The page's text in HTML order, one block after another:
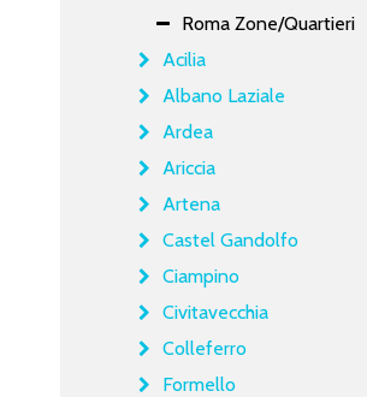
Roma Zone/Quartieri
Acilia
Albano Laziale
Ardea
Ariccia
Artena
Castel Gandolfo
Ciampino
Civitavecchia
Colleferro
Formello